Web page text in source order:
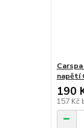
napětí
190
157 Kč